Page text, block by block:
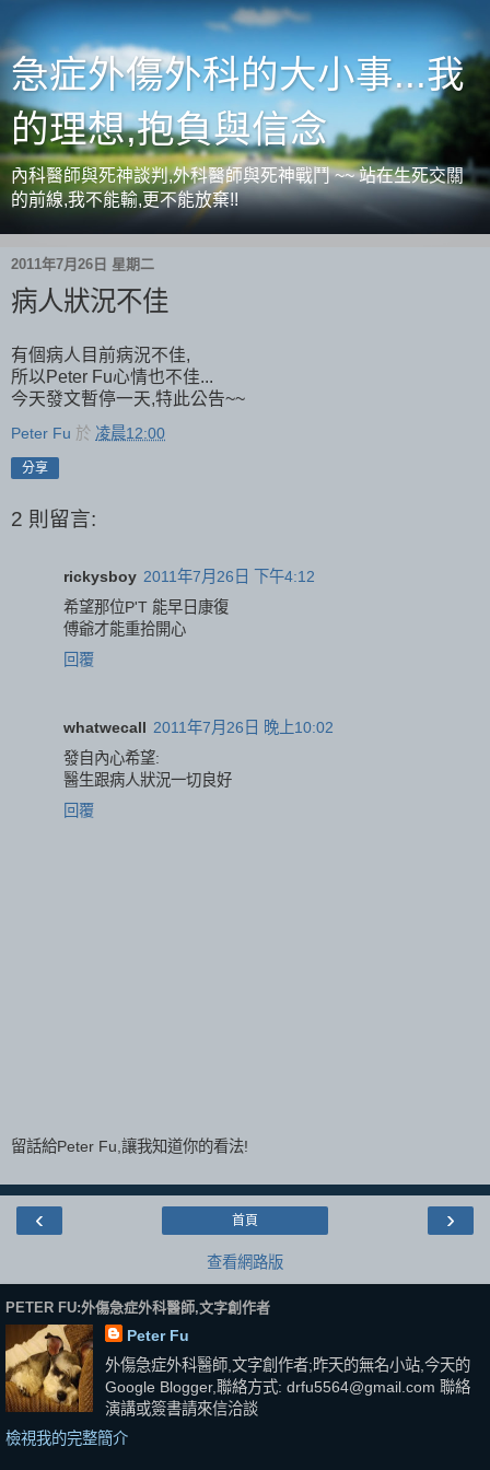
急症外傷外科的大小事...我
的理想,抱負與信念
內科醫師與死神談判,外科醫師與死神戰鬥 ~~ 站在生死交關
的前線,我不能輸,更不能放棄!!
2011年7月26日 星期二
病人狀況不佳
有個病人目前病況不佳,
所以Peter Fu心情也不佳...
今天發文暫停一天,特此公告~~
Peter Fu 於 凌晨12:00
分享
2 則留言:
rickysboy 2011年7月26日 下午4:12
希望那位P'T 能早日康復
傅爺才能重拾開心
回覆
whatwecall 2011年7月26日 晚上10:02
發自內心希望:
醫生跟病人狀況一切良好
回覆
留話給Peter Fu,讓我知道你的看法!
‹ ›
首頁
查看網路版
PETER FU:外傷急症外科醫師,文字創作者
Peter Fu
外傷急症外科醫師,文字創作者;昨天的無名小站,今天的
Google Blogger,聯絡方式: drfu5564@gmail.com 聯絡
演講或簽書請來信洽談
檢視我的完整簡介